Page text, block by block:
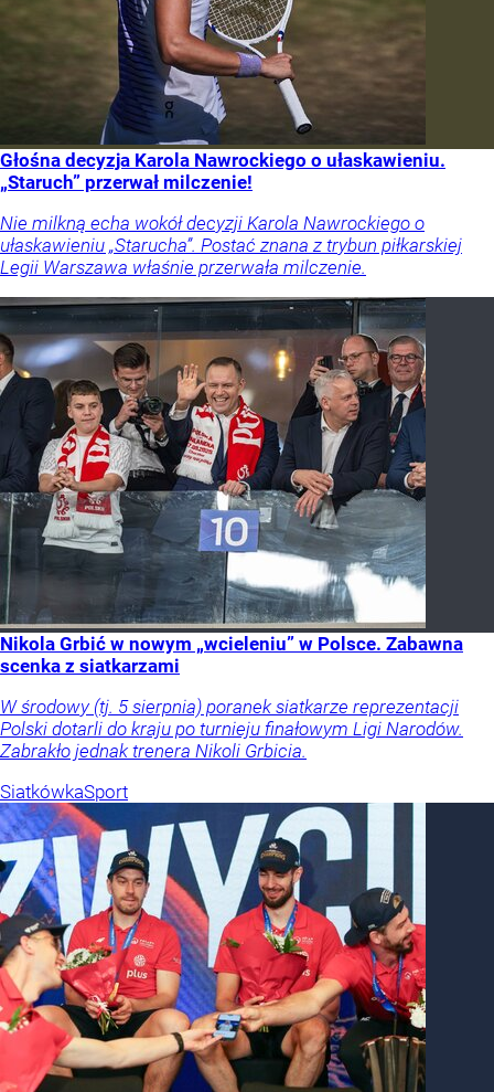
Głośna decyzja Karola Nawrockiego o ułaskawieniu.
„Staruch” przerwał milczenie!
Nie milkną echa wokół decyzji Karola Nawrockiego o
ułaskawieniu „Starucha”. Postać znana z trybun piłkarskiej
Legii Warszawa właśnie przerwała milczenie.
Nikola Grbić w nowym „wcieleniu” w Polsce. Zabawna
scenka z siatkarzami
W środowy (tj. 5 sierpnia) poranek siatkarze reprezentacji
Polski dotarli do kraju po turnieju finałowym Ligi Narodów.
Zabrakło jednak trenera Nikoli Grbicia.
SiatkówkaSport